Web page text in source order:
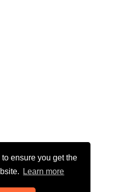
ensure you get the
Learn more